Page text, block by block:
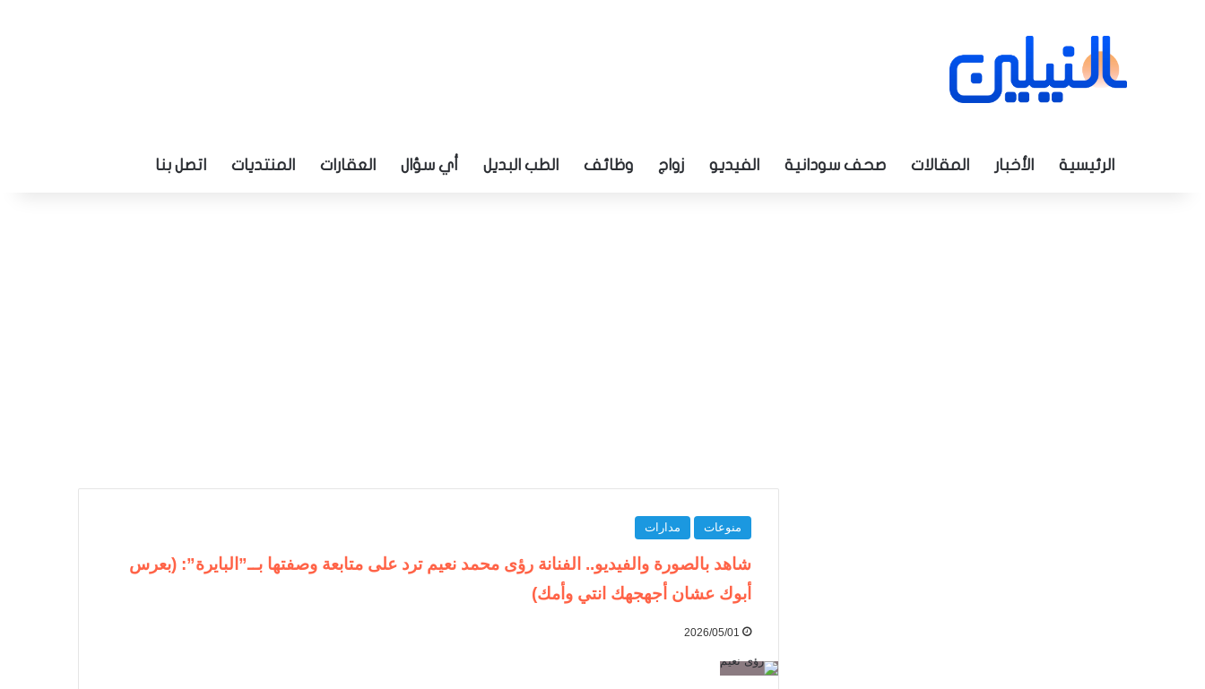
الرئيسية الأخبار المقالات صحف سودانية الفيديو زواج وظائف الطب البديل أي سؤال العقارات المنتديات اتصل بنا
منوعات مدارات
شاهد بالصورة والفيديو.. الفنانة رؤى محمد نعيم ترد على متابعة وصفتها بــ”البايرة”: (بعرس
أبوك عشان أجهجهك انتي وأمك)
2026/05/01